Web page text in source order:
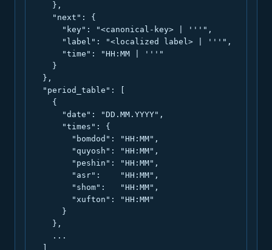
    },
    "next": {
      "key": "<canonical-key> | '''",
      "label": "<localized label> | '''",
      "time": "HH:MM | '''"
    }
  },
  "period_table": [
    {
      "date": "DD.MM.YYYY",
      "times": {
        "bomdod": "HH:MM",
        "quyosh": "HH:MM",
        "peshin": "HH:MM",
        "asr":    "HH:MM",
        "shom":   "HH:MM",
        "xufton": "HH:MM"
      }
    },
    ...